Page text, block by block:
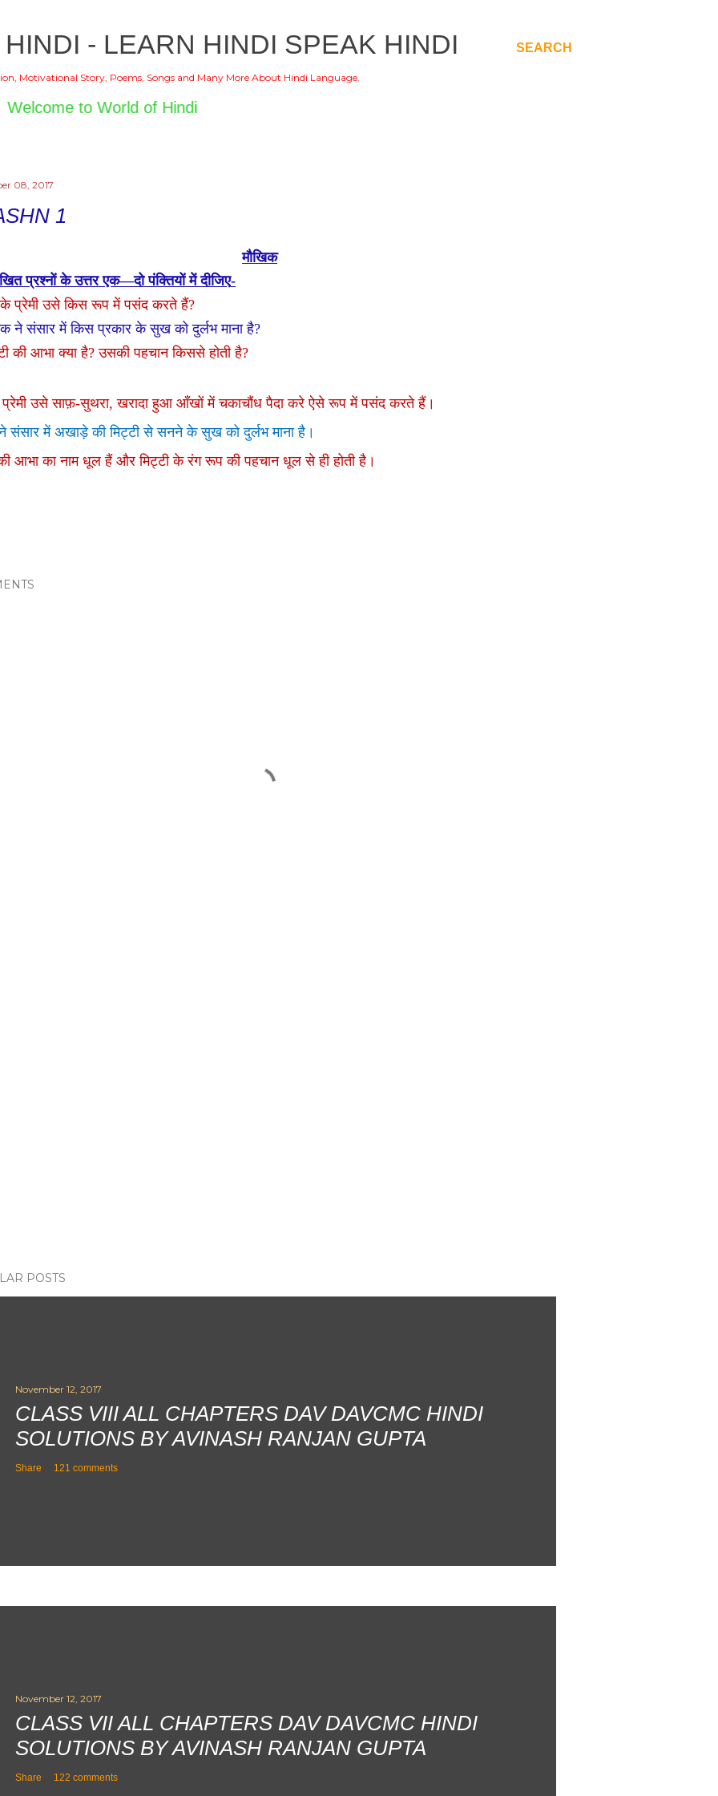
SEARCH
- LEARN HINDI SPEAK HINDI
Motivational Story, Poems, Songs and Many More About Hindi Language.
to World of Hindi
08, 2017
1
मौखिक
प्रश्नों के उत्तर एक—दो पंक्तियों में दीजिए-
के प्रेमी उसे किस रूप में पसंद करते हैं?
ने संसार में किस प्रकार के सुख को दुर्लभ माना है?
की आभा क्या है?उसकी पहचान किससे होती है?
प्रेमी उसे साफ़-सुथरा,खरादा हुआ आँखों में चकाचौंध पैदा करे ऐसे रूप में पसंद करते हैं।
में अखाड़े की मिट्टी से सनने के सुख को दुर्लभ माना है।
आभा का नाम धूल हैं और मिट्टी के रंग रूप की पहचान धूल से ही होती है।
POSTS
November 12, 2017
CLASS VIII ALL CHAPTERS DAV DAVCMC HINDI
SOLUTIONS BY AVINASH RANJAN GUPTA
Share 121 comments
November 12, 2017
CLASS VII ALL CHAPTERS DAV DAVCMC HINDI
SOLUTIONS BY AVINASH RANJAN GUPTA
Share 122 comments